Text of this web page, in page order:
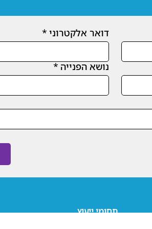
דואר אלקטרוני *
נושא הפנייה *
תחומי ייעוץ